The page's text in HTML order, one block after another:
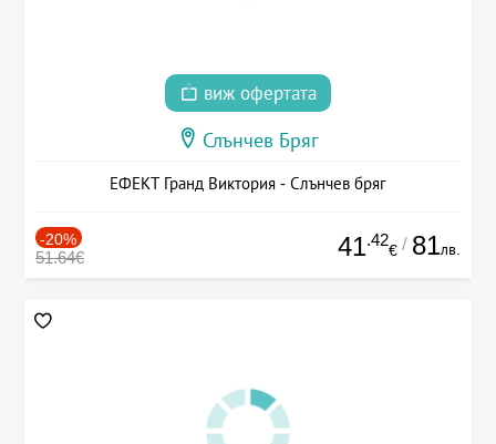
виж офертата
Слънчев Бряг
ЕФЕКТ Гранд Виктория - Слънчев бряг
-20%
51.64€ 41.42
€ / 81лв.